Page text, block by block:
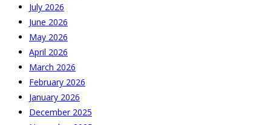
July 2026
June 2026
May 2026
April 2026
March 2026
February 2026
January 2026
December 2025